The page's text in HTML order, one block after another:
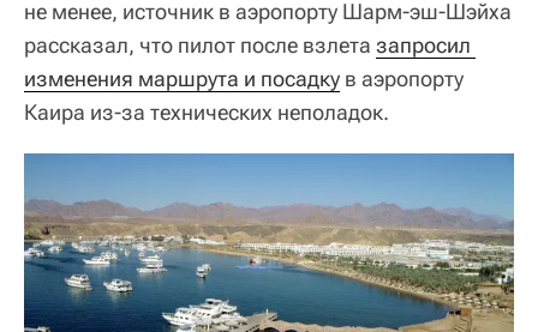
не менее, источник в аэропорту Шарм-эш-Шэйха
рассказал, что пилот после взлета запросил
изменения маршрута и посадку в аэропорту
Каира из-за технических неполадок.